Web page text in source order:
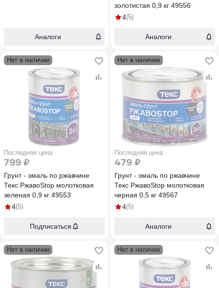
Аналоги
золотистая 0,9 кг 49556
4(5)
Аналоги
Нет в наличии
Последняя цена
799 ₽
Грунт - эмаль по ржавчине
Текс РжавоStop молотковая
зеленая 0,9 кг 49553
4(5)
Подписаться
Нет в наличии
Последняя цена
479 ₽
Грунт - эмаль по ржавчине
Текс РжавоStop молотковая
черная 0,5 кг 49567
4(5)
Аналоги
Нет в наличии Нет в наличии